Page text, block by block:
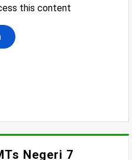
Negeri 7